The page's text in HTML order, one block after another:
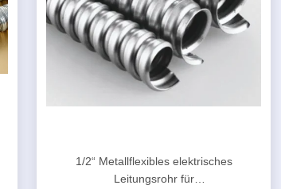
1/2“ Metallflexibles elektrisches
Leitungsrohr für